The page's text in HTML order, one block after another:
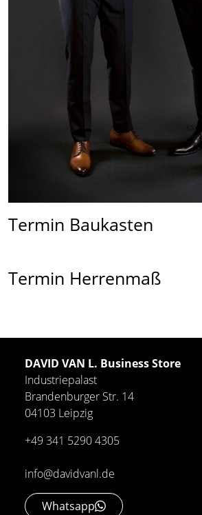
Termin Baukasten
Termin Herrenmaß
DAVID VAN L. Business Store
Industriepalast
Brandenburger Str. 14
04103 Leipzig
+49 341 5290 4305
info@davidvanl.de
Whatsapp